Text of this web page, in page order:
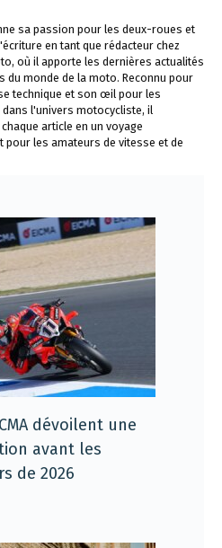
sa passion pour les deux-roues et
en tant que rédacteur chez
où il apporte les dernières actualités
du monde de la moto. Reconnu pour
technique et son œil pour les
l'univers motocycliste, il
article en un voyage
pour les amateurs de vitesse et de
dévoilent une
avant les
de 2026